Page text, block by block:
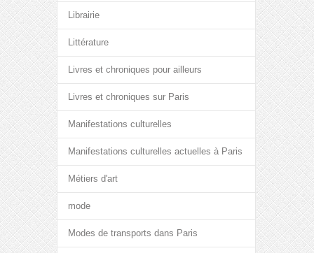
Librairie
Littérature
Livres et chroniques pour ailleurs
Livres et chroniques sur Paris
Manifestations culturelles
Manifestations culturelles actuelles à Paris
Métiers d'art
mode
Modes de transports dans Paris